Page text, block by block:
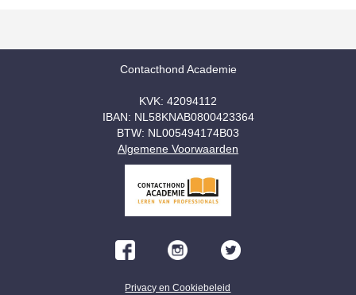
Contacthond Academie
KVK: 42094112
IBAN: NL58KNAB0800423364
BTW: NL005494174B03
Algemene Voorwaarden
Privacy en Cookiebeleid